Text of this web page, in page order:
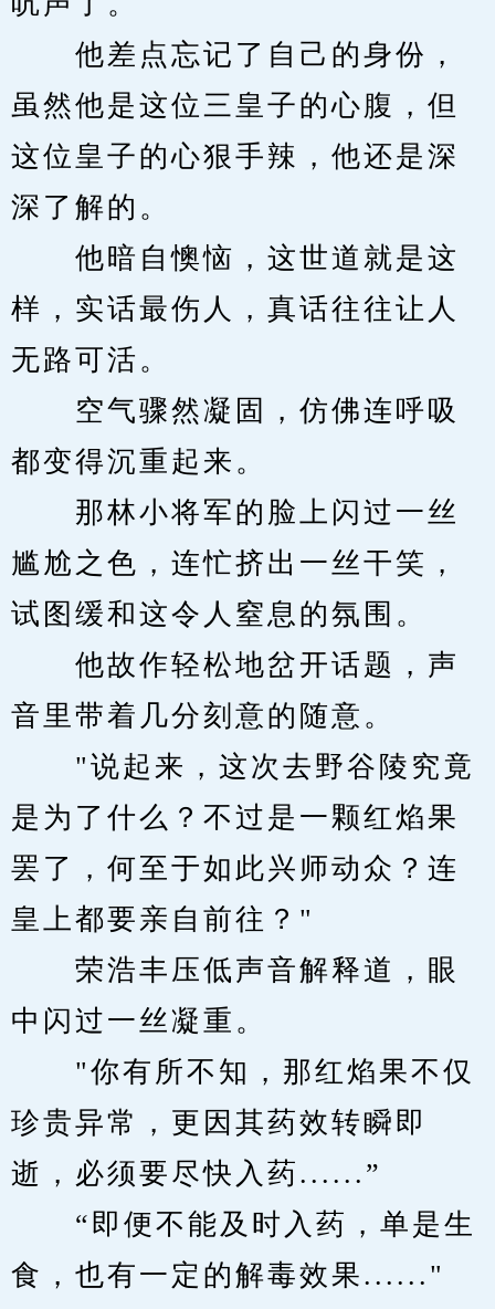
他差点忘记了自己的身份，
虽然他是这位三皇子的心腹，但
这位皇子的心狠手辣，他还是深
深了解的。
他暗自懊恼，这世道就是这
样，实话最伤人，真话往往让人
无路可活。
空气骤然凝固，仿佛连呼吸
都变得沉重起来。
那林小将军的脸上闪过一丝
尴尬之色，连忙挤出一丝干笑，
试图缓和这令人窒息的氛围。
他故作轻松地岔开话题，声
音里带着几分刻意的随意。
"说起来，这次去野谷陵究竟
是为了什么？不过是一颗红焰果
罢了，何至于如此兴师动众？连
皇上都要亲自前往？"
荣浩丰压低声音解释道，眼
中闪过一丝凝重。
"你有所不知，那红焰果不仅
珍贵异常，更因其药效转瞬即
逝，必须要尽快入药......”
“即便不能及时入药，单是生
食，也有一定的解毒效果......"